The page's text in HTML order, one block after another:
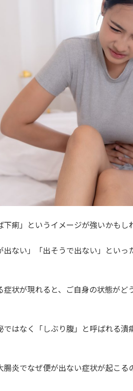
下痢」というイメージが強いかもし
出ない」「出そうで出ない」とい
症状が現れると、ご自身の状態が
ではなく「しぶり腹」と呼ばれる
腸炎でなぜ便が出ない症状が起こ